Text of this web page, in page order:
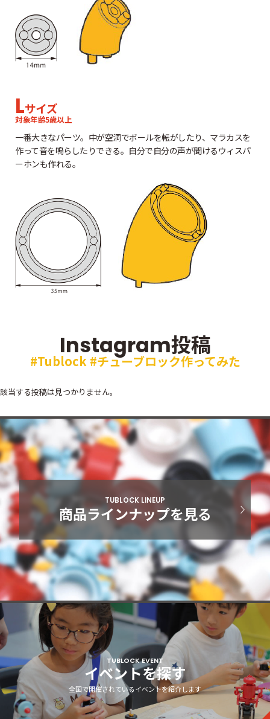
Lサイズ
対象年齢5歳以上
一番大きなパーツ。中が空洞でボールを転がしたり、マラカスを
作って音を鳴らしたりできる。自分で自分の声が聞けるウィスパ
ーホンも作れる。
Instagram投稿
#Tublock #チューブロック作ってみた
該当する投稿は見つかりません。
TUBLOCK LINEUP
商品ラインナップを見る
TUBLOCK EVENT
イベントを探す
全国で開催されているイベントを紹介します